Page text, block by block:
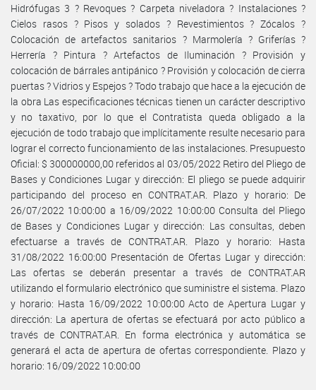
Hidrófugas 3 ? Revoques ? Carpeta niveladora ? Instalaciones ?
Cielos rasos ? Pisos y solados ? Revestimientos ? Zócalos ?
Colocación de artefactos sanitarios ? Marmolería ? Griferías ?
Herrería ? Pintura ? Artefactos de Iluminación ? Provisión y
colocación de bárrales antipánico ? Provisión y colocación de cierra
puertas ? Vidrios y Espejos ? Todo trabajo que hace a la ejecución de
la obra Las especificaciones técnicas tienen un carácter descriptivo
y no taxativo, por lo que el Contratista queda obligado a la
ejecución de todo trabajo que implícitamente resulte necesario para
lograr el correcto funcionamiento de las instalaciones. Presupuesto
Oficial: $ 300000000,00 referidos al 03/05/2022 Retiro del Pliego de
Bases y Condiciones Lugar y dirección: El pliego se puede adquirir
participando del proceso en CONTRAT.AR. Plazo y horario: De
26/07/2022 10:00:00 a 16/09/2022 10:00:00 Consulta del Pliego
de Bases y Condiciones Lugar y dirección: Las consultas, deben
efectuarse a través de CONTRAT.AR. Plazo y horario: Hasta
31/08/2022 16:00:00 Presentación de Ofertas Lugar y dirección:
Las ofertas se deberán presentar a través de CONTRAT.AR
utilizando el formulario electrónico que suministre el sistema. Plazo
y horario: Hasta 16/09/2022 10:00:00 Acto de Apertura Lugar y
dirección: La apertura de ofertas se efectuará por acto público a
través de CONTRAT.AR. En forma electrónica y automática se
generará el acta de apertura de ofertas correspondiente. Plazo y
horario: 16/09/2022 10:00:00